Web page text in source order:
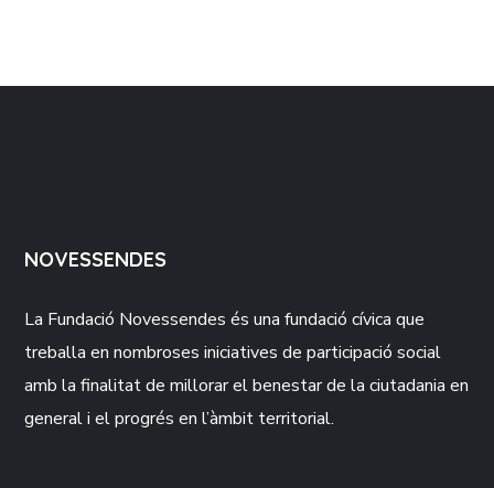
NOVESSENDES
La Fundació Novessendes és una fundació cívica que
treballa en nombroses iniciatives de participació social
amb la finalitat de millorar el benestar de la ciutadania en
general i el progrés en l’àmbit territorial.